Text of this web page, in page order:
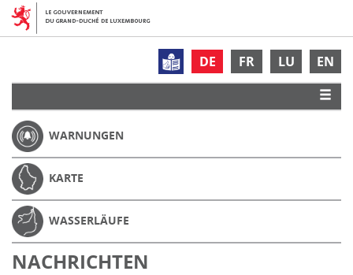
DE FR LU EN
WARNUNGEN
KARTE
WASSERLÄUFE
NACHRICHTEN